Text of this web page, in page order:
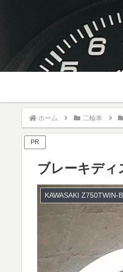
ホーム 二輪車
PR
ブレーキディ
KAWASAKI Z750TWIN-